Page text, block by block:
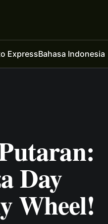
ExpressBahasa Indonesia
Day
Wheel!